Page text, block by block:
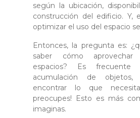
según la ubicación,
construcción del edificio. Y,
optimizar el uso del espacio
Entonces, la pregunta es:
saber cómo
espacios? Es
acumulación de
encontrar lo que
preocupes! Esto es más
imaginas.